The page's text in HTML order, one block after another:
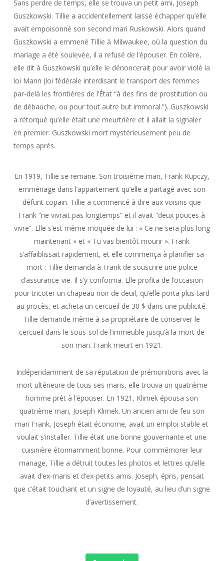
Sans perdre de temps, elle se trouva un petit ami, Joseph
Guszkowski. Tillie a accidentellement laissé échapper qu’elle
avait empoisonné son second mari Ruskowski. Alors quand
Guszkowski a emmené Tillie à Milwaukee, où la question du
mariage a été soulevée, il a refusé de l’épouser. En colère,
elle dit à Guszkowski qu’elle le dénoncerait pour avoir violé la
loi Mann (loi fédérale interdisant le transport des femmes
par-delà les frontières de l’État “à des fins de prostitution ou
de débauche, ou pour tout autre but immoral.”). Guszkowski
a rétorqué qu’elle était une meurtrière et il allait la signaler
en premier. Guszkowski mort mystérieusement peu de
temps après.
En 1919, Tillie se remarie. Son troisième mari, Frank Kupczy,
emménage dans l’appartement qu’elle a partagé avec son
défunt copain. Tillie a commencé à dire aux voisins que
Frank “ne vivrait pas longtemps” et il avait “deux pouces à
vivre”. Elle s’est même moquée de lui : « Ce ne sera plus long
maintenant » et « Tu vas bientôt mourir ». Frank
s’affaiblissait rapidement, et elle commença à planifier sa
mort : Tillie demanda à Frank de souscrire une police
d’assurance-vie. Il s’y conforma. Elle profita de l’occasion
pour tricoter un chapeau noir de deuil, qu’elle porta plus tard
au procès, et acheta un cercueil de 30 $ dans une publicité.
Tillie demande même à sa propriétaire de conserver le
cercueil dans le sous-sol de l’immeuble jusqu’à la mort de
son mari. Frank meurt en 1921.
Indépendamment de sa réputation de prémonitions avec la
mort ultérieure de tous ses maris, elle trouva un quatrième
homme prêt à l’épouser. En 1921, Klimek épousa son
quatrième mari, Joseph Klimek. Un ancien ami de feu son
mari Frank, Joseph était économe, avait un emploi stable et
voulait s’installer. Tillie était une bonne gouvernante et une
cuisinière étonnamment bonne. Pour commémorer leur
mariage, Tillie a détruit toutes les photos et lettres qu’elle
avait d’ex-maris et d’ex-petits amis. Joseph, épris, pensait
que c’était touchant et un signe de loyauté, au lieu d’un signe
d’avertissement.